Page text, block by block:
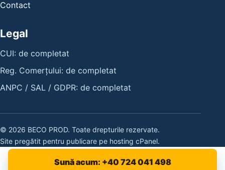
Contact
Legal
CUI: de completat
Reg. Comerțului: de completat
ANPC / SAL / GDPR: de completat
© 2026 BECO PROD. Toate drepturile rezervate.
Site pregătit pentru publicare pe hosting cPanel.
Sună acum: +40 724 041 498